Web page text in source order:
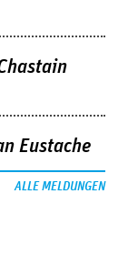
Eustache
ALLE MELDUNGEN